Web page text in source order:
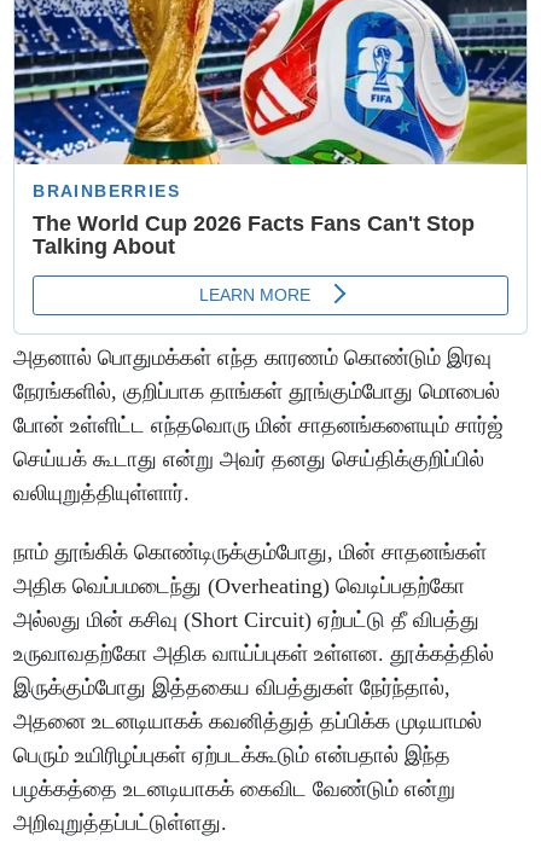
அதனால் பொதுமக்கள் எந்த காரணம் கொண்டும் இரவு
நேரங்களில், குறிப்பாக தாங்கள் தூங்கும்போது மொபைல்
போன் உள்ளிட்ட எந்தவொரு மின் சாதனங்களையும் சார்ஜ்
செய்யக் கூடாது என்று அவர் தனது செய்திக்குறிப்பில்
வலியுறுத்தியுள்ளார்.
நாம் தூங்கிக் கொண்டிருக்கும்போது, மின் சாதனங்கள்
அதிக வெப்பமடைந்து (Overheating) வெடிப்பதற்கோ
அல்லது மின் கசிவு (Short Circuit) ஏற்பட்டு தீ விபத்து
உருவாவதற்கோ அதிக வாய்ப்புகள் உள்ளன. தூக்கத்தில்
இருக்கும்போது இத்தகைய விபத்துகள் நேர்ந்தால்,
அதனை உடனடியாகக் கவனித்துத் தப்பிக்க முடியாமல்
பெரும் உயிரிழப்புகள் ஏற்படக்கூடும் என்பதால் இந்த
பழக்கத்தை உடனடியாகக் கைவிட வேண்டும் என்று
அறிவுறுத்தப்பட்டுள்ளது.